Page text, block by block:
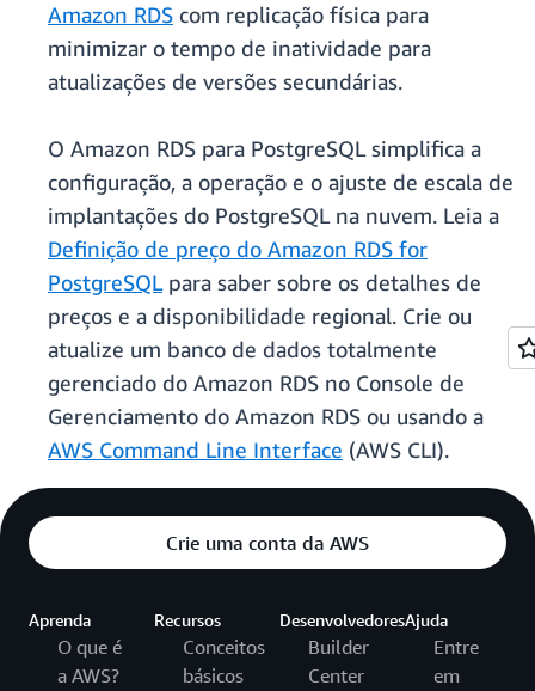
Amazon RDS com replicação física para
minimizar o tempo de inatividade para
atualizações de versões secundárias.
O Amazon RDS para PostgreSQL simplifica a
configuração, a operação e o ajuste de escala de
implantações do PostgreSQL na nuvem. Leia a
Definição de preço do Amazon RDS for
PostgreSQLpara saber sobre os detalhes de
preços e a disponibilidade regional. Crie ou
atualize um banco de dados totalmente
gerenciado do Amazon RDS no Console de
Gerenciamento do Amazon RDS ou usando a
AWS Command Line Interface (AWS CLI).
Crie uma conta da AWS
Aprenda
O que é
a AWS?
Recursos
Conceitos
básicos
Desenvolvedores
Builder
Center
Ajuda
Entre
em